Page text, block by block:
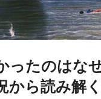
ったのはな
から読み解く